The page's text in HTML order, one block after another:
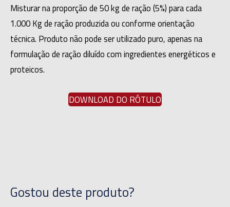
Misturar na proporção de 50 kg de ração (5%) para cada
1.000 Kg de ração produzida ou conforme orientação
técnica. Produto não pode ser utilizado puro, apenas na
formulação de ração diluído com ingredientes energéticos e
proteicos.
DOWNLOAD DO RÓTULO
Gostou deste produto?